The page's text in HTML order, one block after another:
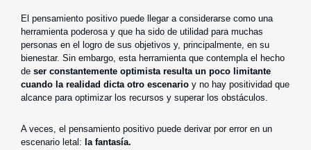
El pensamiento positivo puede llegar a considerarse como una
herramienta poderosa y que ha sido de utilidad para muchas
personas en el logro de sus objetivos y, principalmente, en su
bienestar. Sin embargo, esta herramienta que contempla el hecho
de ser constantemente optimista resulta un poco limitante
cuando la realidad dicta otro escenario y no hay positividad que
alcance para optimizar los recursos y superar los obstáculos.
A veces, el pensamiento positivo puede derivar por error en un
escenario letal: la fantasía.